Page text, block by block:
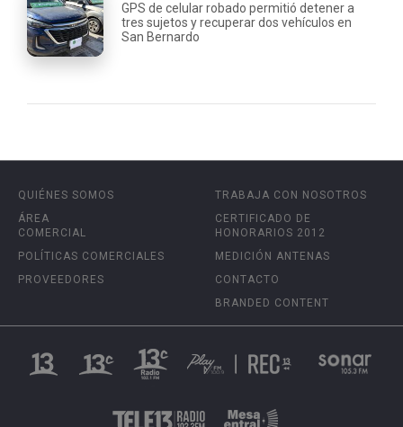
GPS de celular robado permitió detener a
tres sujetos y recuperar dos vehículos en
San Bernardo
QUIÉNES SOMOS
ÁREA
COMERCIAL
POLÍTICAS COMERCIALES
PROVEEDORES
TRABAJA CON NOSOTROS
CERTIFICADO DE
HONORARIOS 2012
MEDICIÓN ANTENAS
CONTACTO
BRANDED CONTENT